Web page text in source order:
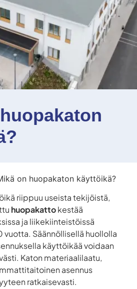
on huopakaton käyttöikä?
riippuu useista tekijöistä,
huopakattokestää
ja liikekiinteistöissä
Säännöllisellä huollolla
käyttöikää voidaan
Katon materiaalilaatu,
asennus
ratkaisevasti.